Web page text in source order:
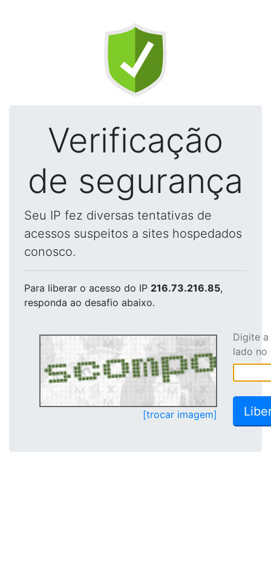
Verificação
de segurança
Seu IP fez diversas tentativas de
acessos suspeitos a sites hospedados
conosco.
Para liberar o acesso do IP 216.73.216.85,
responda ao desafio abaixo.
[trocar imagem]
Digite
lado no